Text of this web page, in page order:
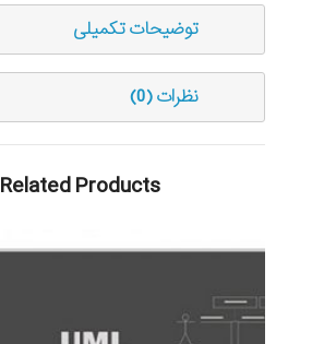
توضیحات تکمیلی
نظرات (0)
Related Products